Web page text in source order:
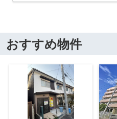
おすすめ物件